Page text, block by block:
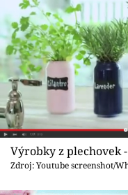
Výrobky z plechovek
Zdroj: Youtube screenshot/